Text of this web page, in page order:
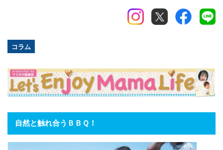
コラム
自然と触れ合うＢＢＱ！